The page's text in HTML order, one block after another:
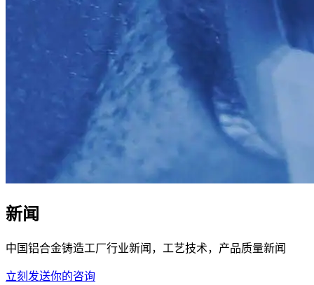
新闻
中国铝合金铸造工厂行业新闻，工艺技术，产品质量新闻
立刻发送你的咨询